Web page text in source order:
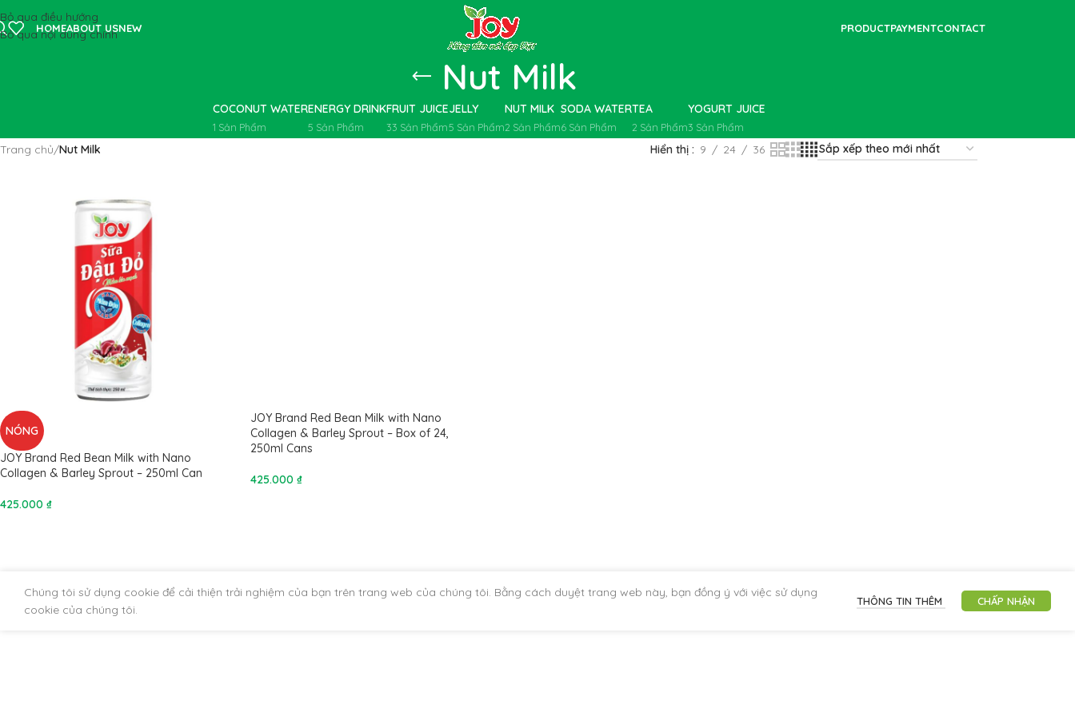
Bỏ qua điều hướng
Bỏ qua nội dung chính
HOMEABOUT USNEW PRODUCTPAYMENTCONTACT
Nut Milk
COCONUT WATER
1 Sản Phẩm
ENERGY DRINK
5 Sản Phẩm
FRUIT JUICE
33 Sản Phẩm
JELLY
5 Sản Phẩm
NUT MILK
2 Sản Phẩm
SODA WATER
6 Sản Phẩm
TEA
2 Sản Phẩm
YOGURT JUICE
3 Sản Phẩm
Trang chủ/Nut Milk Hiển thị 9 24 36
NÓNG
JOY Brand Red Bean Milk with Nano
Collagen & Barley Sprout – 250ml Can
425.000 ₫
JOY Brand Red Bean Milk with Nano
Collagen & Barley Sprout – Box of 24,
250ml Cans
425.000 ₫
Chúng tôi sử dụng cookie để cải thiện trải nghiệm của bạn trên trang web của chúng tôi. Bằng cách duyệt trang web này, bạn đồng ý với việc sử dụng
cookie của chúng tôi.
THÔNG TIN THÊM CHẤP NHẬN